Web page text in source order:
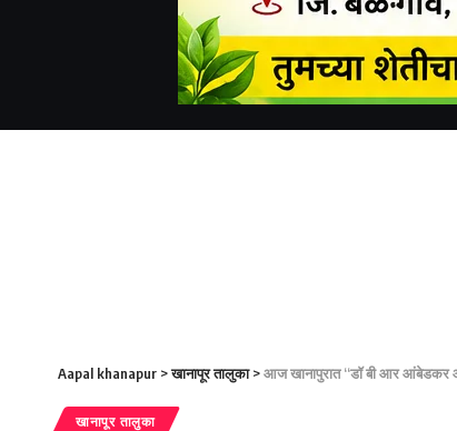
Aapal khanapur >खानापूर तालुका>आज खानापुरात “डॉ बी आर
खानापूर तालुका